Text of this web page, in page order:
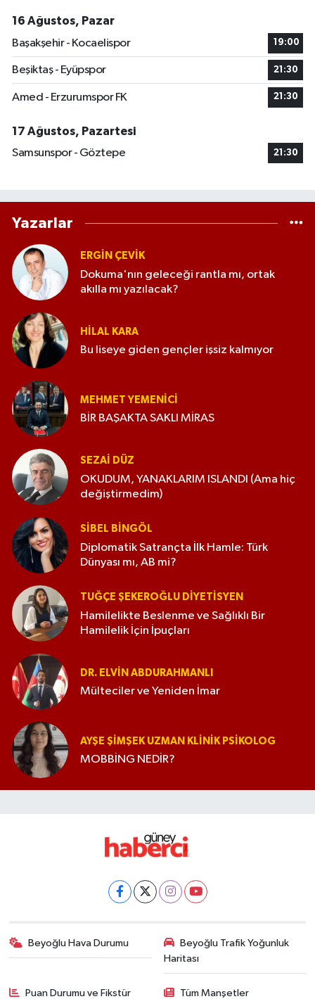
16 Ağustos, Pazar
Başakşehir - Kocaelispor
19:00
Beşiktaş - Eyüpspor 21:30
Amed - Erzurumspor FK 21:30
17 Ağustos, Pazartesi
Samsunspor - Göztepe
21:30
Yazarlar
ERGIN ÇEVİK
Dokuma'nın geleceği rantla mı, ortak
akılla mı yazılacak?
HILAL KARA
Bu liseye giden gençler işsiz kalmıyor
MEHMET YEMENICI
BİR BAŞAKTA SAKLI MİRAS
SEZAI DÜZ
OKUDUM, YANAKLARIM ISLANDI (Ama hiç
değiştirmedim)
SIBEL BINGÖL
Diplomatik Satrançta İlk Hamle: Türk
Dünyası mı, AB mi?
TUĞÇE ŞEKEROĞLU DIYETISYEN
Hamilelikte Beslenme ve Sağlıklı Bir
Hamilelik İçin İpuçları
DR. ELVIN ABDURAHMANLI
Mülteciler ve Yeniden İmar
AYŞE ŞIMŞEK UZMAN KLINIK PSIKOLOG
MOBBİNG NEDİR?
Beyoğlu Hava Durumu
Beyoğlu Trafik Yoğunluk
Haritası
Puan Durumu ve Fikstür Tüm Manşetler